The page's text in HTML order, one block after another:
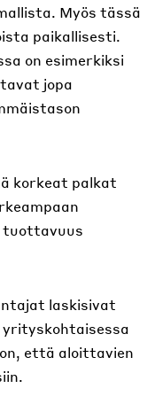
Myös tässä
paikallisesti.
on esimerkiksi
jopa
korkeat palkat
tuottavuus
laskisivat
yrityskohtaisessa
että aloittavien